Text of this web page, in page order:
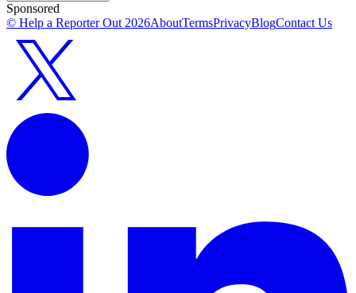
Sponsored
© Help a Reporter Out 2026AboutTermsPrivacyBlogContact Us